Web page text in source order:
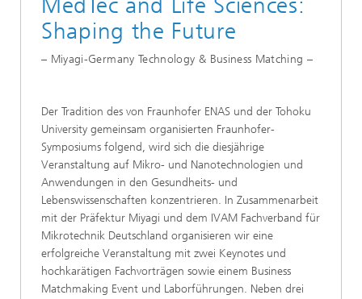
MedTec and Life Sciences:
Shaping the Future
– Miyagi-Germany Technology & Business Matching –
Der Tradition des von Fraunhofer ENAS und der Tohoku
University gemeinsam organisierten Fraunhofer-
Symposiums folgend, wird sich die diesjährige
Veranstaltung auf Mikro- und Nanotechnologien und
Anwendungen in den Gesundheits- und
Lebenswissenschaften konzentrieren. In Zusammenarbeit
mit der Präfektur Miyagi und dem IVAM Fachverband für
Mikrotechnik Deutschland organisieren wir eine
erfolgreiche Veranstaltung mit zwei Keynotes und
hochkarätigen Fachvorträgen sowie einem Business
Matchmaking Event und Laborführungen. Neben drei